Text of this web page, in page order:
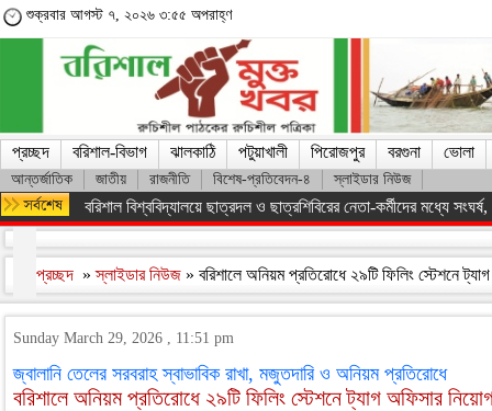
শুক্রবার আগস্ট ৭, ২০২৬ ৩:৫৫ অপরাহ্ণ
প্রচ্ছদ বরিশাল-বিভাগ ঝালকাঠি পটুয়াখালী পিরোজপুর বরগুনা ভোলা
আন্তর্জাতিক জাতীয় রাজনীতি বিশেষ-প্রতিবেদন-৪ স্লাইডার নিউজ
অসংখ্য শহিদের রক্তের বিনিময়ে ফ্যাসিস্ট সরকারকে হটানো সম্ভব হয়েছে :
প্রচ্ছদ »স্লাইডার নিউজ » বরিশালে অনিয়ম প্রতিরোধে ২৯টি ফিলিং স্টেশনে
Sunday March 29, 2026 , 11:51 pm
জ্বালানি তেলের সরবরাহ স্বাভাবিক রাখা, মজুতদারি ও অনিয়ম প্রতিরোধে
বরিশালে অনিয়ম প্রতিরোধে ২৯টি ফিলিং স্টেশনে ট্যাগ অফিসার